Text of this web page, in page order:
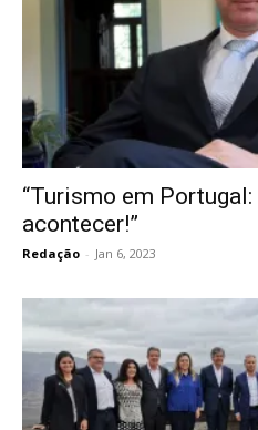
“Turismo em
acontecer!”
Redação - Jan 6, 2023